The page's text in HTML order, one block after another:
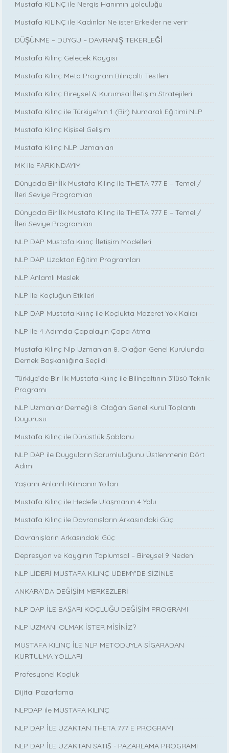
Mustafa KILINÇ ile Nergis Hanımın yolculuğu
Mustafa KILINÇ ile Kadınlar Ne ister Erkekler ne verir
DÜŞÜNME – DUYGU – DAVRANIŞ TEKERLEĞİ
Mustafa Kılınç Gelecek Kaygısı
Mustafa Kılınç Meta Program Bilinçaltı Testleri
Mustafa Kılınç Bireysel & Kurumsal İletişim Stratejileri
Mustafa Kılınç ile Türkiye’nin 1 (Bir) Numaralı Eğitimi NLP
Mustafa Kılınç Kişisel Gelişim
Mustafa Kılınç NLP Uzmanları
MK ile FARKINDAYIM
Dünyada Bir İlk Mustafa Kılınç ile THETA 777 E – Temel /
İleri Seviye Programları
Dünyada Bir İlk Mustafa Kılınç ile THETA 777 E – Temel /
İleri Seviye Programları
NLP DAP Mustafa Kılınç İletişim Modelleri
NLP DAP Uzaktan Eğitim Programları
NLP Anlamlı Meslek
NLP ile Koçluğun Etkileri
NLP DAP Mustafa Kılınç ile Koçlukta Mazeret Yok Kalıbı
NLP ile 4 Adımda Çapalayın Çapa Atma
Mustafa Kılınç Nlp Uzmanları 8. Olağan Genel Kurulunda
Dernek Başkanlığına Seçildi
Türkiye’de Bir İlk Mustafa Kılınç ile Bilinçaltının 3’lüsü Teknik
Programı
NLP Uzmanlar Derneği 8. Olağan Genel Kurul Toplantı
Duyurusu
Mustafa Kılınç ile Dürüstlük Şablonu
NLP DAP ile Duyguların Sorumluluğunu Üstlenmenin Dört
Adımı
Yaşamı Anlamlı Kılmanın Yolları
Mustafa Kılınç ile Hedefe Ulaşmanın 4 Yolu
Mustafa Kılınç ile Davranışların Arkasındaki Güç
Davranışların Arkasındaki Güç
Depresyon ve Kaygının Toplumsal – Bireysel 9 Nedeni
NLP LİDERİ MUSTAFA KILINÇ UDEMY'DE SİZİNLE
ANKARA’DA DEĞİŞİM MERKEZLERİ
NLP DAP İLE BAŞARI KOÇLUĞU DEĞİŞİM PROGRAMI
NLP UZMANI OLMAK İSTER MİSİNİZ?
MUSTAFA KILINÇ İLE NLP METODUYLA SİGARADAN
KURTULMA YOLLARI
Profesyonel Koçluk
Dijital Pazarlama
NLPDAP ile MUSTAFA KILINÇ
NLP DAP İLE UZAKTAN THETA 777 E PROGRAMI
NLP DAP İLE UZAKTAN SATIŞ - PAZARLAMA PROGRAMI